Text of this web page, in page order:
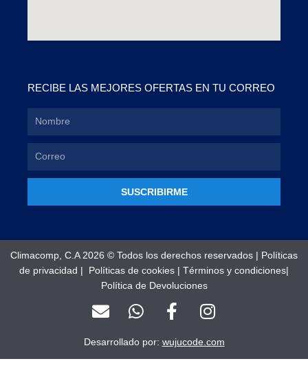
RECIBE LAS MEJORES OFERTAS EN TU CORREO
SUSCRIBIRME
Climacomp, C.A 2026 © Todos los derechos reservados | Políticas
de privacidad | Políticas de cookies | Términos y condiciones|
Política de Devoluciones
E
n
v
W
h
a
F
a
c
e
I
n
s
t
Desarrollado por: wujucode.com